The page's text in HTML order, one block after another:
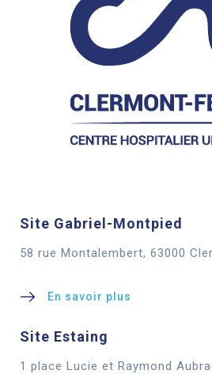
Site Gabriel-Montpied
58 rue Montalembert, 63000
En savoir plus
Site Estaing
1 place Lucie et Raymond